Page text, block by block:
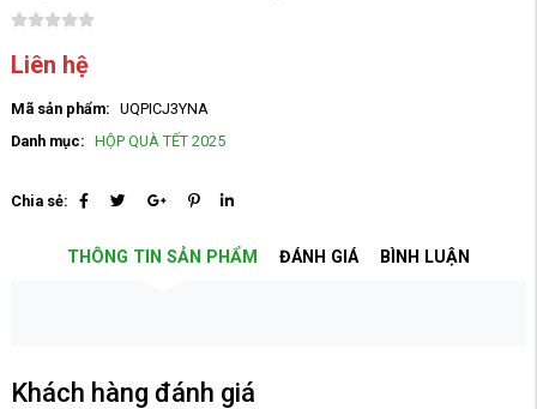
Liên hệ
Mã sản phẩm: UQPICJ3YNA
Danh mục: HỘP QUÀ TẾT 2025
Chia sẻ:
THÔNG TIN SẢN PHẨM ĐÁNH GIÁ BÌNH LUẬN
Khách hàng đánh giá